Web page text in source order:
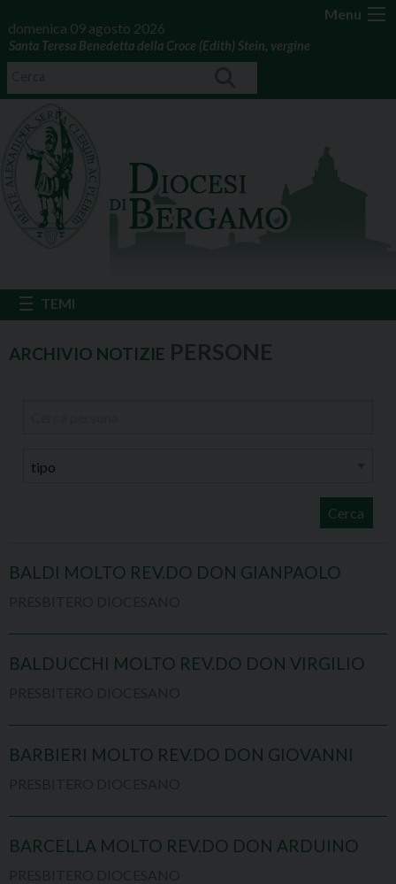
Menu
domenica 09 agosto 2026
Santa Teresa Benedetta della Croce (Edith) Stein, vergine
Cerca
BALDI MOLTO REV.DO DON GIANPAOLO
BALDUCCHI MOLTO REV.DO DON VIRGILIO
BARBIERI MOLTO REV.DO DON GIOVANNI
BARCELLA MOLTO REV.DO DON ARDUINO